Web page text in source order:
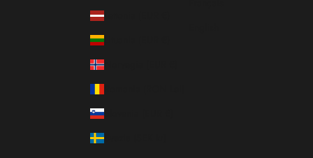
Lettonia (EUR €)
Lituania (EUR €)
Norvegia (EUR €)
Romania (RON Lei)
Slovenia (EUR €)
Svezia (SEK kr)